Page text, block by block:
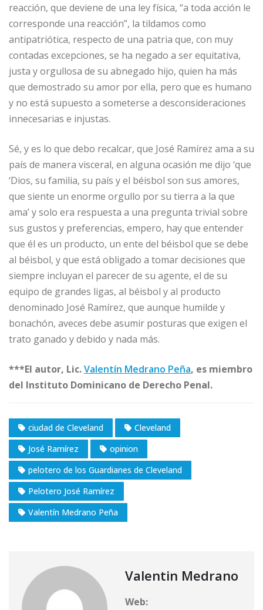
reacción, que deviene de una ley física, “a toda acción le
corresponde una reacción”, la tildamos como
antipatriótica, respecto de una patria que, con muy
contadas excepciones, se ha negado a ser equitativa,
justa y orgullosa de su abnegado hijo, quien ha más
que demostrado su amor por ella, pero que es humano
y no está supuesto a someterse a desconsideraciones
innecesarias e injustas.
Sé, y es lo que debo recalcar, que José Ramírez ama a su
país de manera visceral, en alguna ocasión me dijo ‘que
‘Dios, su familia, su país y el béisbol son sus amores,
que siente un enorme orgullo por su tierra a la que
ama’ y solo era respuesta a una pregunta trivial sobre
sus gustos y preferencias, empero, hay que entender
que él es un producto, un ente del béisbol que se debe
al béisbol, y que está obligado a tomar decisiones que
siempre incluyan el parecer de su agente, el de su
equipo de grandes ligas, al béisbol y al producto
denominado José Ramírez, que aunque humilde y
bonachón, aveces debe asumir posturas que exigen el
trato ganado y debido y nada más.
***El autor, Lic.Valentín Medrano Peña, es miembro
del Instituto Dominicano de Derecho Penal.
ciudad de Cleveland
Cleveland
José Ramírez
opinion
pelotero de los Guardianes de Cleveland
Pelotero José Ramírez
Valentín Medrano Peña
Valentin Medrano
Web: